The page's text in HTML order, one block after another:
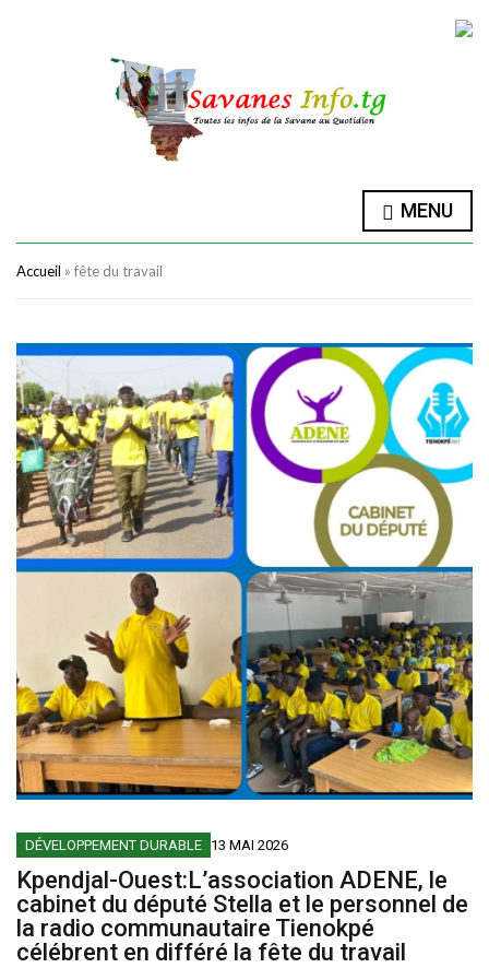
MENU
Accueil » fête du travail
DÉVELOPPEMENT DURABLE 13 MAI 2026
Kpendjal-Ouest:L’association ADENE, le
cabinet du député Stella et le personnel de
la radio communautaire Tienokpé
célébrent en différé la fête du travail